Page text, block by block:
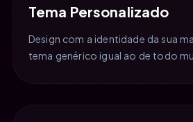
Tema Personalizado
Design com a identidade da sua
tema genérico igual ao de todo